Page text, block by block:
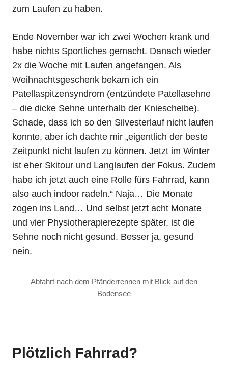
zum Laufen zu haben.
Ende November war ich zwei Wochen krank und
habe nichts Sportliches gemacht. Danach wieder
2x die Woche mit Laufen angefangen. Als
Weihnachtsgeschenk bekam ich ein
Patellaspitzensyndrom (entzündete Patellasehne
– die dicke Sehne unterhalb der Kniescheibe).
Schade, dass ich so den Silvesterlauf nicht laufen
konnte, aber ich dachte mir „eigentlich der beste
Zeitpunkt nicht laufen zu können. Jetzt im Winter
ist eher Skitour und Langlaufen der Fokus. Zudem
habe ich jetzt auch eine Rolle fürs Fahrrad, kann
also auch indoor radeln.“ Naja… Die Monate
zogen ins Land… Und selbst jetzt acht Monate
und vier Physiotherapierezepte später, ist die
Sehne noch nicht gesund. Besser ja, gesund
nein.
Abfahrt nach dem Pfänderrennen mit Blick auf den
Bodensee
Plötzlich Fahrrad?